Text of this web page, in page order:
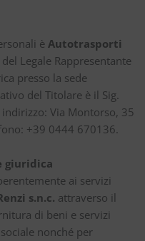
è Autotrasporti
Legale Rappresentante
presso la sede
del Titolare è il Sig.
Via Montorso, 35
+39 0444 670136.
giuridica
ai servizi
s.n.c. attraverso il
di beni e servizi
nonché per